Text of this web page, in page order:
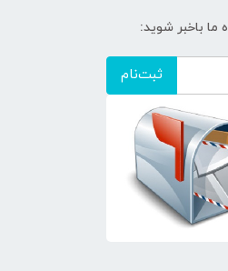
ما باخبر شوید:
ثبت‌نام